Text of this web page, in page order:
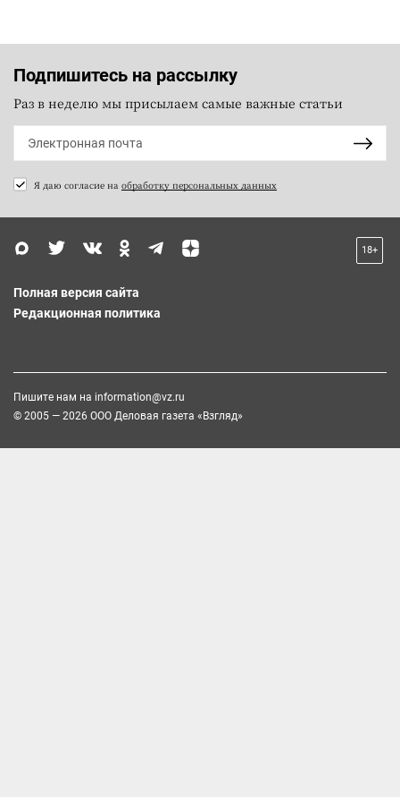
Подпишитесь на рассылку
Раз в неделю мы присылаем самые важные статьи
Я даю согласие на обработку персональных данных
18+
Полная версия сайта
Редакционная политика
Пишите нам на information@vz.ru
© 2005 — 2026 ООО Деловая газета «Взгляд»